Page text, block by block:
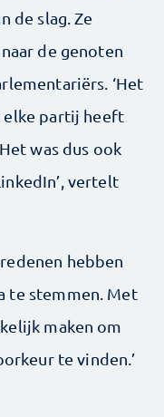
de slag. Ze
de genoten
‘Het
elke partij heeft
was dus ook
vertelt
hebben
te stemmen. Met
maken om
te vinden.’